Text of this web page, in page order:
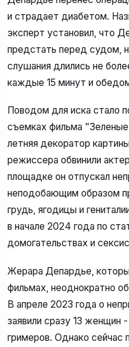
и страдает диабетом.
эксперт установил, что
предстать перед судом,
слушания длились не
каждые 15 минут и
Поводом для иска стало
съемках фильма
летняя декоратор
режиссера обвинили
площадке он отпускал
неподобающим образом
грудь, ягодицы и
в начале 2024 года по
домогательствах и
Жерара Депардье,
фильмах, неоднократно
В апреле 2023 года о
заявили сразу 13 женщин
гримеров. Однако сейчас